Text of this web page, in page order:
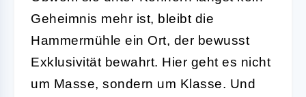
Geheimnis mehr ist, bleibt die
Hammermühle ein Ort, der bewusst
Exklusivität bewahrt. Hier geht es nicht
um Masse, sondern um Klasse. Und